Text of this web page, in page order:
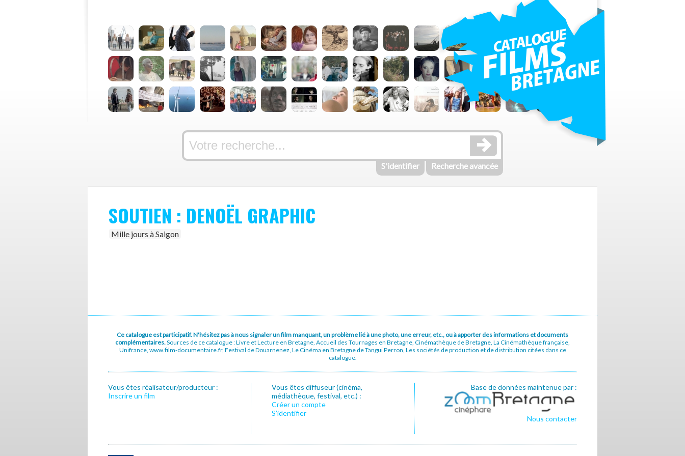
S'identifier Recherche avancée
SOUTIEN : DENOËL GRAPHIC
Mille jours à Saigon
Ce catalogue est participatif. N'hésitez pas à nous signaler un film manquant, un problème lié à une photo, une erreur, etc., ou à apporter des informations et documents
complémentaires.Sources de ce catalogue : Livre et Lecture en Bretagne, Accueil des Tournages en Bretagne, Cinémathèque de Bretagne, La Cinémathèque française,
Unifrance, www.film-documentaire.fr, Festival de Douarnenez, Le Cinéma en Bretagne de Tangui Perron, Les sociétés de production et de distribution citées dans ce
catalogue.
Vous êtes réalisateur/producteur :
Inscrire un film
Vous êtes diffuseur (cinéma,
médiathèque, festival, etc.) :
Créer un compte
S’identifier
Base de données maintenue par :
Nous contacter